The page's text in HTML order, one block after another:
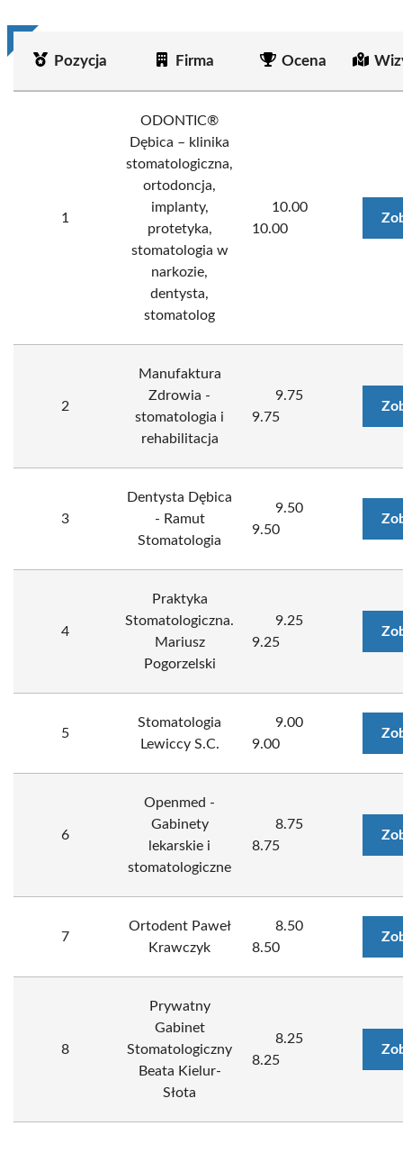
Pozycja Firma Ocena
1
ODONTIC®
Dębica – klinika
stomatologiczna,
ortodoncja,
implanty,
protetyka,
stomatologia w
narkozie,
dentysta,
stomatolog
10.00
10.00
2
Manufaktura
Zdrowia -
stomatologia i
rehabilitacja
9.75
9.75
3
Dentysta Dębica
- Ramut
Stomatologia
9.50
9.50
4
Praktyka
Stomatologiczna.
Mariusz
Pogorzelski
9.25
9.25
5
Stomatologia
Lewiccy S.C.
9.00
9.00
6
Openmed -
Gabinety
lekarskie i
stomatologiczne
8.75
8.75
7
Ortodent Paweł
Krawczyk
8.50
8.50
8
Prywatny
Gabinet
Stomatologiczny
Beata Kielur-
Słota
8.25
8.25